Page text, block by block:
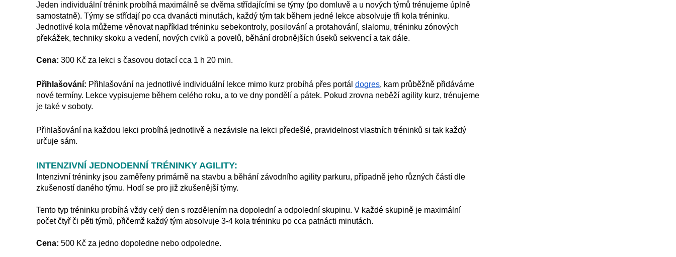
Jeden individuální trénink probíhá maximálně se dvěma střídajícími se týmy (po domluvě a u nových týmů trénujeme úplně
samostatně). Týmy se střídají po cca dvanácti minutách, každý tým tak během jedné lekce absolvuje tři kola tréninku.
Jednotlivé kola můžeme věnovat například tréninku sebekontroly, posilování a protahování, slalomu, tréninku zónových
překážek, techniky skoku a vedení, nových cviků a povelů, běhání drobnějších úseků sekvencí a tak dále.
Cena: 300 Kč za lekci s časovou dotací cca 1 h 20 min.
Přihlašování: Přihlašování na jednotlivé individuální lekce mimo kurz probíhá přes portál dogres, kam průběžně přidáváme
nové termíny. Lekce vypisujeme během celého roku, a to ve dny pondělí a pátek. Pokud zrovna neběží agility kurz, trénujeme
je také v soboty.
Přihlašování na každou lekci probíhá jednotlivě a nezávisle na lekci předešlé, pravidelnost vlastních tréninků si tak každý
určuje sám.
INTENZIVNÍ JEDNODENNÍ TRÉNINKY AGILITY:
Intenzivní tréninky jsou zaměřeny primárně na stavbu a běhání závodního agility parkuru, případně jeho různých částí dle
zkušeností daného týmu. Hodí se pro již zkušenější týmy.
Tento typ tréninku probíhá vždy celý den s rozdělením na dopolední a odpolední skupinu. V každé skupině je maximální
počet čtyř či pěti týmů, přičemž každý tým absolvuje 3-4 kola tréninku po cca patnácti minutách.
Cena: 500 Kč za jedno dopoledne nebo odpoledne.